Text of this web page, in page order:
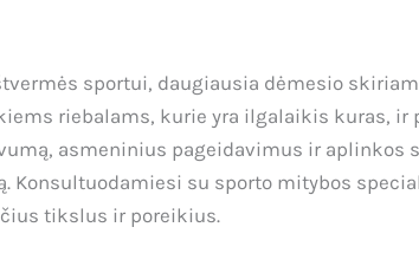
sportui, daugiausia dėmesio
riebalams, kurie yra ilgalaikis kuras, ir
asmeninius pageidavimus ir aplinkos
Konsultuodamiesi su sporto mitybos
tikslus ir poreikius.